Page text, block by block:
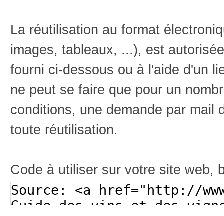
La réutilisation au format
images, tableaux, ...), est
fourni ci-dessous ou à l'aide d'un
ne peut se faire que pour un
conditions, une demande par mail
toute réutilisation.
Code à utiliser sur votre site web,